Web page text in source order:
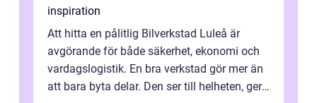
inspiration
Att hitta en pålitlig Bilverkstad Luleå är
avgörande för både säkerhet, ekonomi och
vardagslogistik. En bra verkstad gör mer än
att bara byta delar. Den ser till helheten, ger